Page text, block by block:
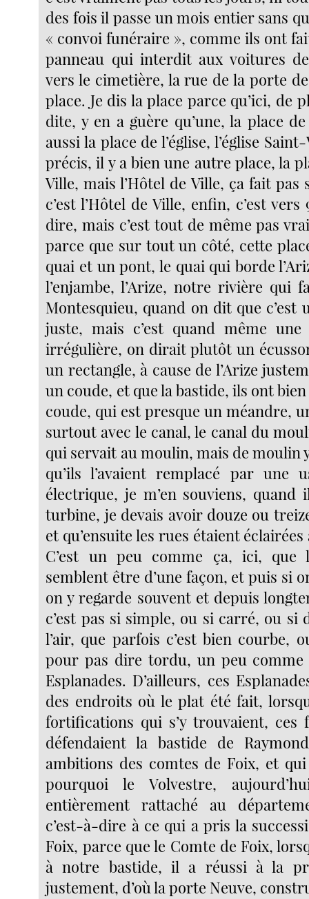
des fois il passe un mois entier sans
« convoi funéraire », comme ils ont
panneau qui interdit aux voitures
vers le cimetière, la rue de la porte
place. Je dis la place parce qu’ici, de
dite, y en a guère qu’une, la place
aussi la place de l’église, l’église
précis, il y a bien une autre place, la
Ville, mais l’Hôtel de Ville, ça fait pas
c’est l’Hôtel de Ville, enfin, c’est
dire, mais c’est tout de même pas
parce que sur tout un côté, cette
quai et un pont, le quai qui borde
l’enjambe, l’Arize, notre rivière qui
Montesquieu, quand on dit que c’est
juste, mais c’est quand même
irrégulière, on dirait plutôt un
un rectangle, à cause de l’Arize
un coude, et que la bastide, ils ont bien
coude, qui est presque un méandre,
surtout avec le canal, le canal du
qui servait au moulin, mais de moulin
qu’ils l’avaient remplacé par une
électrique, je m’en souviens,
turbine, je devais avoir douze ou
et qu’ensuite les rues étaient
C’est un peu comme ça, ici, que
semblent être d’une façon, et puis si
on y regarde souvent et depuis
c’est pas si simple, ou si carré, ou si
l’air, que parfois c’est bien courbe,
pour pas dire tordu, un peu comme
Esplanades. D’ailleurs, ces
des endroits où le plat été fait,
fortifications qui s’y trouvaient, ces
défendaient la bastide de
ambitions des comtes de Foix, et
pourquoi le Volvestre,
entièrement rattaché au
c’est-à-dire à ce qui a pris la
Foix, parce que le Comte de Foix,
à notre bastide, il a réussi à la
justement, d’où la porte Neuve,